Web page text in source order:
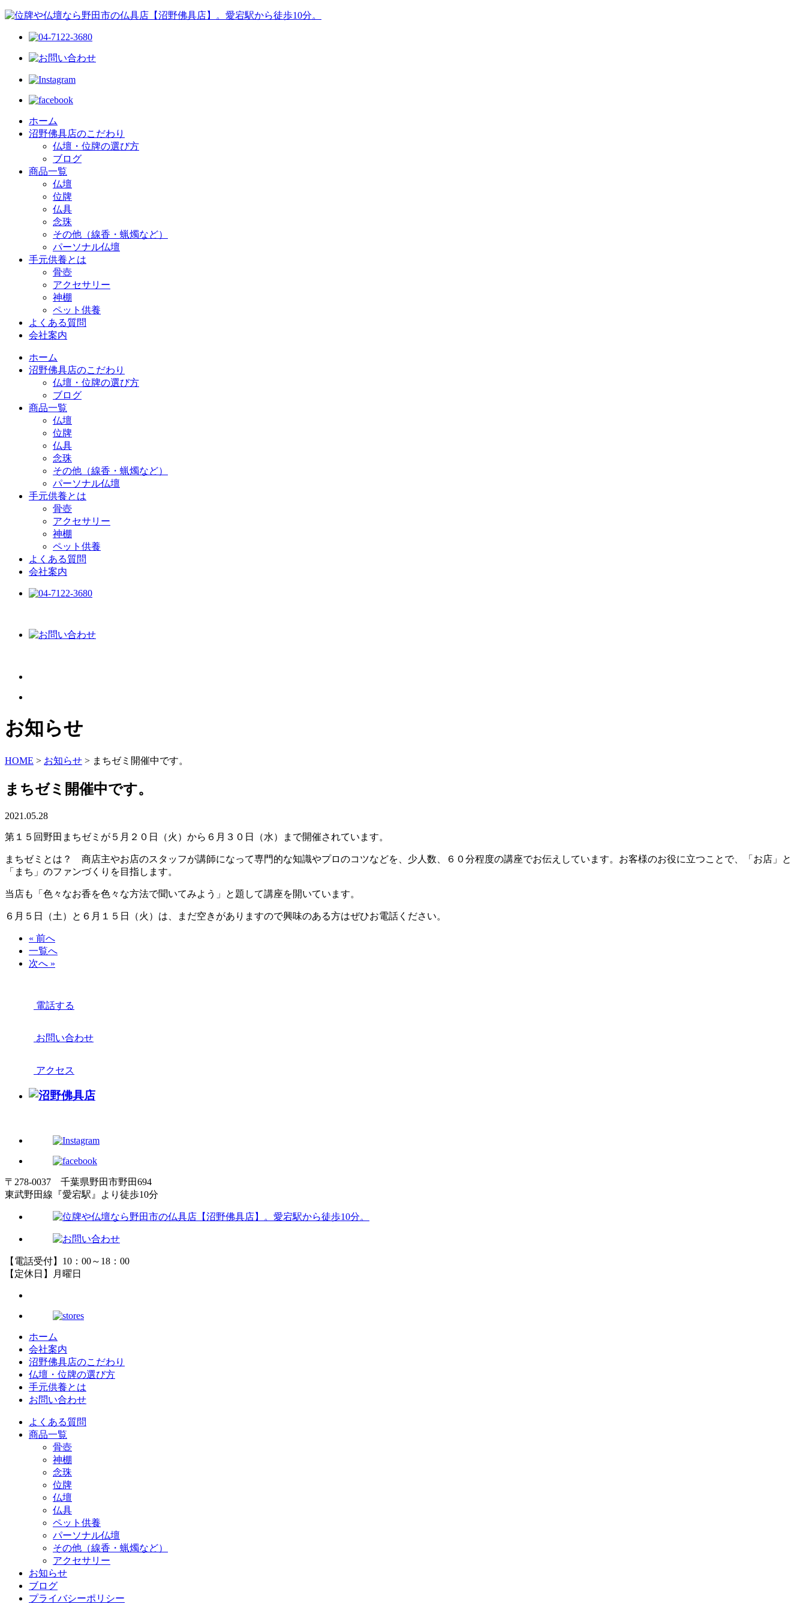
ホーム
沼野佛具店のこだわり
仏壇・位牌の選び方
ブログ
商品一覧
仏壇
位牌
仏具
念珠
その他（線香・蝋燭など）
パーソナル仏壇
手元供養とは
骨壺
アクセサリー
神棚
ペット供養
よくある質問
会社案内
ホーム
沼野佛具店のこだわり
仏壇・位牌の選び方
ブログ
商品一覧
仏壇
位牌
仏具
念珠
その他（線香・蝋燭など）
パーソナル仏壇
手元供養とは
骨壺
アクセサリー
神棚
ペット供養
よくある質問
会社案内
お知らせ
HOME > お知らせ > まちゼミ開催中です。
まちゼミ開催中です。
2021.05.28
第１５回野田まちゼミが５月２０日（火）から６月３０日（水）まで開催されています。
まちゼミとは？ 商店主やお店のスタッフが講師になって専門的な知識やプロのコツなどを、少人数、６０分程度の講座でお伝えしています。お客様のお役に立つことで、「お店」と
「まち」のファンづくりを目指します。
当店も「色々なお香を色々な方法で聞いてみよう」と題して講座を開いています。
６月５日（土）と６月１５日（火）は、まだ空きがありますので興味のある方はぜひお電話ください。
« 前へ
一覧へ
次へ »
電話する
お問い合わせ
アクセス
〒278-0037 千葉県野田市野田694
東武野田線『愛宕駅』より徒歩10分
【電話受付】10：00～18：00
【定休日】月曜日
ホーム
会社案内
沼野佛具店のこだわり
仏壇・位牌の選び方
手元供養とは
お問い合わせ
よくある質問
商品一覧
骨壺
神棚
念珠
位牌
仏壇
仏具
ペット供養
パーソナル仏壇
その他（線香・蝋燭など）
アクセサリー
お知らせ
ブログ
プライバシーポリシー